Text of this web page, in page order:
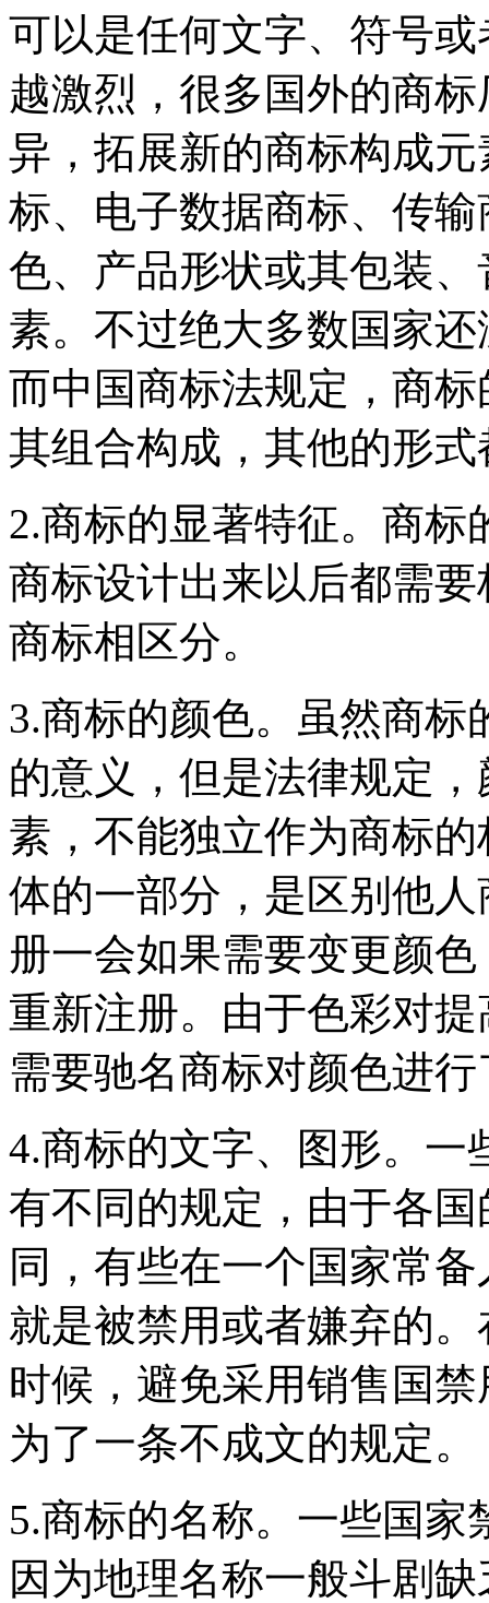
可以是任何文字、符号
越激烈，很多国外的商
异，拓展新的商标构成
标、电子数据商标、传
色、产品形状或其包装
素。不过绝大多数国家
而中国商标法规定，商
其组合构成，其他的形
2.商标的显著特征。商
商标设计出来以后都需
商标相区分。
3.商标的颜色。虽然商
的意义，但是法律规定
素，不能独立作为商标
体的一部分，是区别他
册一会如果需要变更颜
重新注册。由于色彩对
需要驰名商标对颜色进
4.商标的文字、图形。一
有不同的规定，由于各
同，有些在一个国家常
就是被禁用或者嫌弃的
时候，避免采用销售国
为了一条不成文的规定。
5.商标的名称。一些国
因为地理名称一般斗剧